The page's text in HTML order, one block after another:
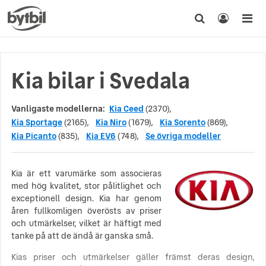
Kia bilar i Svedala
Vanligaste modellerna: Kia Ceed (2370),
Kia Sportage(2165), Kia Niro(1679), Kia Sorento(869),
Kia Picanto(835), Kia EV6 (748), Se övriga modeller
Kia är ett varumärke som associeras
med hög kvalitet, stor pålitlighet och
exceptionell design. Kia har genom
åren fullkomligen överösts av priser
och utmärkelser, vilket är häftigt med
tanke på att de ändå är ganska små.
Kias priser och utmärkelser gäller främst deras design,